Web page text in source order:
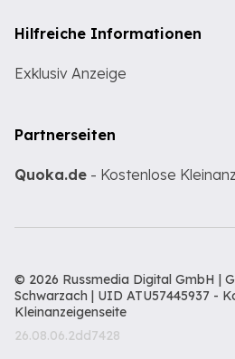
Hilfreiche Informationen
Exklusiv Anzeige
Partnerseiten
Quoka.de - Kostenlose
© 2026 Russmedia Digital GmbH |
Schwarzach | UID ATU57445937 -
Kleinanzeigenseite
26.08.06.2dd7428